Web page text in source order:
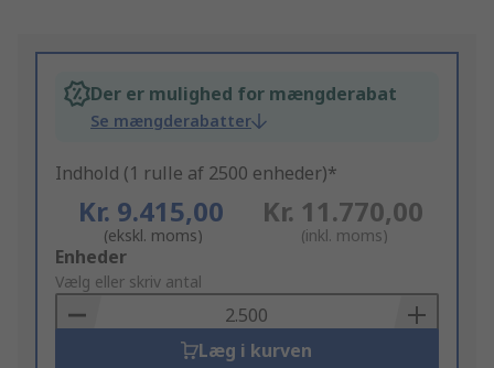
Der er mulighed for mængderabat
Se mængderabatter
Indhold (1 rulle af 2500 enheder)*
Kr. 9.415,00
(ekskl. moms)
Kr. 11.770,00
(inkl. moms)
Add
to
Basket
Enheder
Vælg eller skriv antal
Læg i kurven